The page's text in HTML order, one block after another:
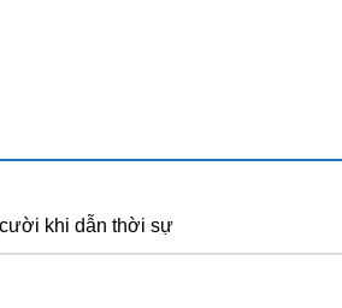
cười khi dẫn thời sự